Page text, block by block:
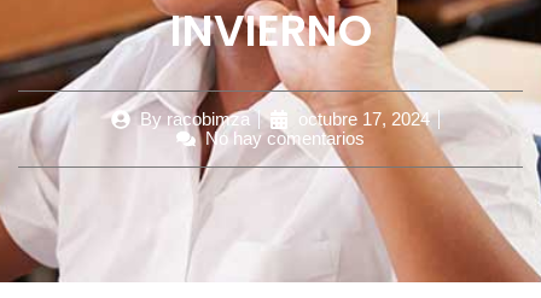
INVIERNO
Byracobimza
octubre 17, 2024
No hay comentarios